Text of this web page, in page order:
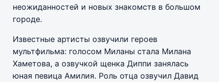
неожиданностей и новых знакомств в большом
городе.
Известные артисты озвучили героев
мультфильма: голосом Миланы стала Милана
Хаметова, а озвучкой щенка Диппи занялась
юная певица Амилия. Роль отца озвучил Давид